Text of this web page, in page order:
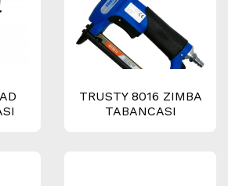
TRUSTY 8016 ZIMBA
TABANCASI